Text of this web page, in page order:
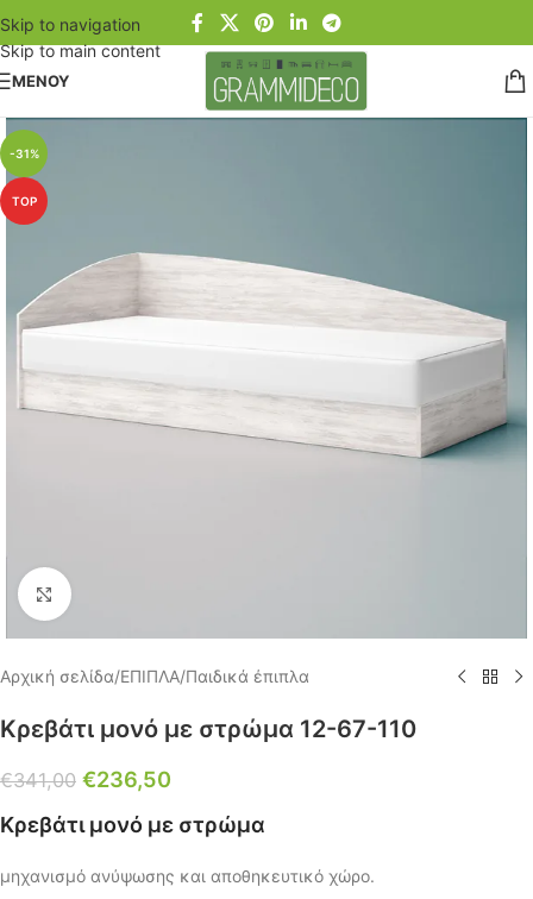
Skip to navigation
Skip to main content
ΜΕΝΟΥ
-31%
TOP
Click to enlarge
Αρχική σελίδα/ΕΠΙΠΛΑ/Παιδικά έπιπλα
Κρεβάτι μονό με στρώμα 12-67-110
€341,00 €236,50
Κρεβάτι μονό με στρώμα
μηχανισμό ανύψωσης και αποθηκευτικό χώρο.